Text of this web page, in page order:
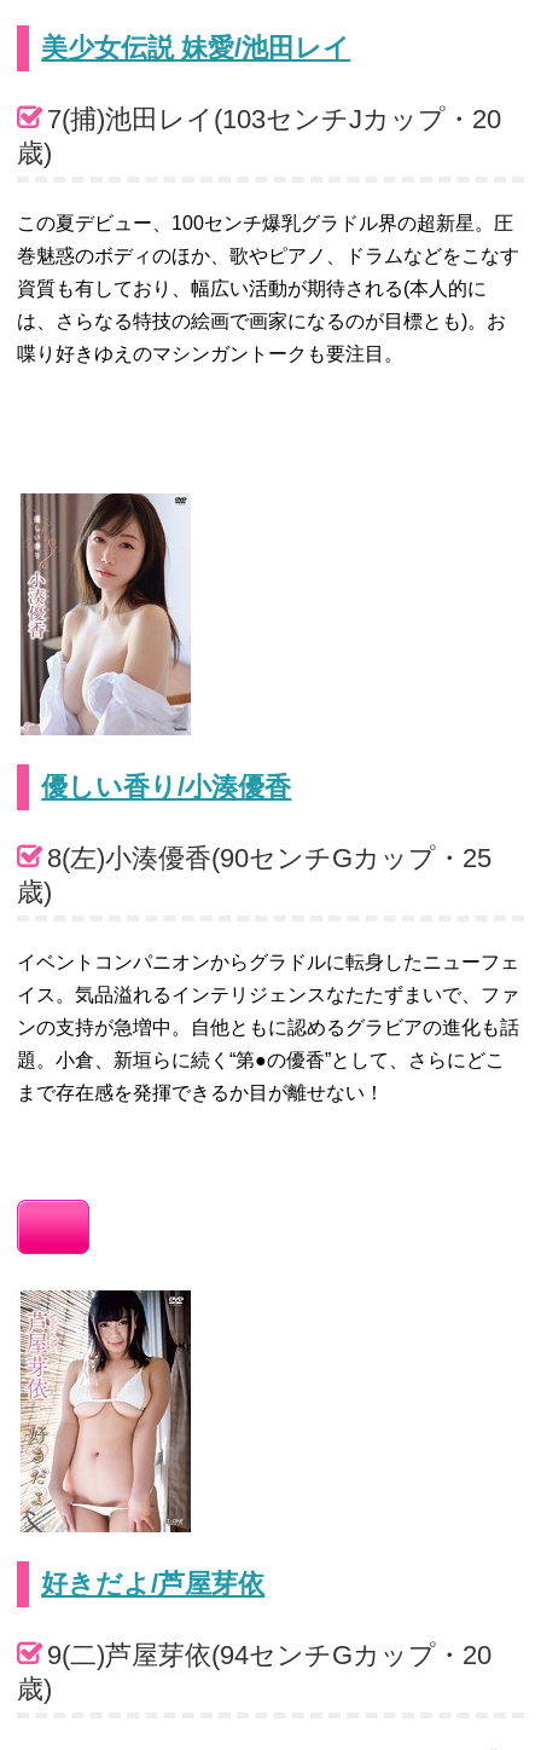
美少女伝説 妹愛/池田レイ
7(捕)池田レイ(103センチJカップ・20
歳)
この夏デビュー、100センチ爆乳グラドル界の超新星。圧
巻魅惑のボディのほか、歌やピアノ、ドラムなどをこなす
資質も有しており、幅広い活動が期待される(本人的に
は、さらなる特技の絵画で画家になるのが目標とも)。お
喋り好きゆえのマシンガントークも要注目。
優しい香り/小湊優香
8(左)小湊優香(90センチGカップ・25
歳)
イベントコンパニオンからグラドルに転身したニューフェ
イス。気品溢れるインテリジェンスなたたずまいで、ファ
ンの支持が急増中。自他ともに認めるグラビアの進化も話
題。小倉、新垣らに続く“第●の優香”として、さらにどこ
まで存在感を発揮できるか目が離せない！
好きだよ/芦屋芽依
9(二)芦屋芽依(94センチGカップ・20
歳)